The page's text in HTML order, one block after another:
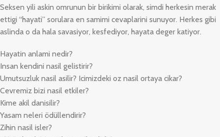
Seksen yili askin omrunun bir birikimi olarak, simdi herkesin merak
ettigi “hayati” sorulara en samimi cevaplarini sunuyor. Herkes gibi
aslinda o da hala savasiyor, kesfediyor, hayata deger katiyor.
Hayatin anlami nedir?
Insan kendini nasil gelistirir?
Umutsuzluk nasil asilir? Icimizdeki oz nasil ortaya cikar?
Cevremiz bizi nasil etkiler?
Kime akil danisilir?
Yasam neleri ödüllendirir?
Zihin nasil isler?